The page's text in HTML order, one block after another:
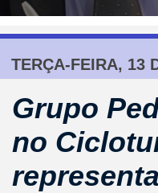
TERÇA-FEIRA, 13
Grupo
no